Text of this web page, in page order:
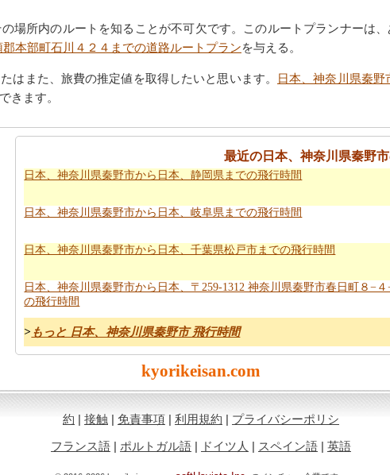
場所内のルートを知ることが不可欠です。このルートプランナーは
本部町石川４２４までの道路ルートプランを与える。
はまた、旅費の推定値を取得したいと思います。
日本、神奈川県秦野
きます。
最近の日本、神奈川県秦野
日本、神奈川県秦野市から日本、静岡県までの飛行時間
日本、神奈川県秦野市から日本、岐阜県までの飛行時間
日本、神奈川県秦野市から日本、千葉県松戸市までの飛行時間
日本、神奈川県秦野市から日本、〒259-1312 神奈川県秦野市春日町８−
の飛行時間
> もっと 日本、神奈川県秦野市 飛行時間
kyorikeisan.com
約 | 接触 | 免責事項 | 利用規約 | プライバシーポリシ
フランス語 | ポルトガル語 | ドイツ人 | スペイン語 | 英語